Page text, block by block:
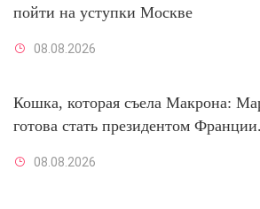
пойти на уступки Москве
08.08.2026
Кошка, которая съела Макрона:
готова стать президентом
08.08.2026